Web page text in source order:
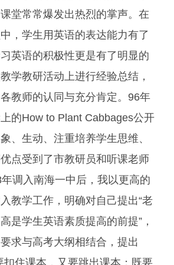
堂常常爆发出热烈的掌声。在
，学生用英语的表达能力有了
英语的积极性更是有了明显的
学教研活动上进行经验总结，
教师的认同与充分肯定。96年
的How to Plant Cabbages公开
、生动、注重培养学生思维、
点受到了市教研员和听课老师
调入南海一中后，我以更高的
教学工作，明确对自己提出“老
是学生英语素质提高的前提”，
求与高考大纲相结合，提出
扣住课本，又要跳出课本；既要